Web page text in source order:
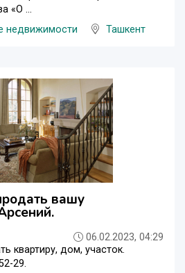
«О ...
недвижимости
Ташкент
вашу
06.02.2023, 04:29
квартиру, дом, участок.
29.